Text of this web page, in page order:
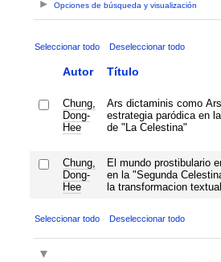
Opciones de búsqueda y visualización
Seleccionar todo Deseleccionar todo
Autor Título
Chung,
Dong-
Hee
Ars dictaminis como
estrategia paródica en
de "La Celestina"
Chung,
Dong-
Hee
El mundo prostibulario
en la "Segunda
la transformacion textual
Seleccionar todo Deseleccionar todo